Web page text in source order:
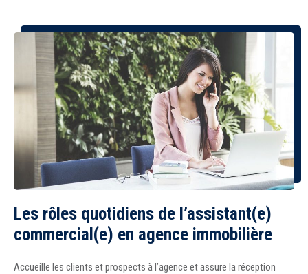
Recrutement
Accès extranet
Les rôles quotidiens de l’assistant(e)
commercial(e) en agence immobilière
Accueille les clients et prospects à l’agence et assure la réception